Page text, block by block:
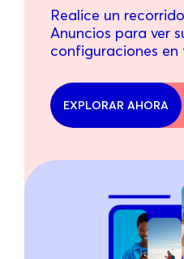
Realice un
Anuncios para ver
configuraciones en
EXPLORAR AHORA